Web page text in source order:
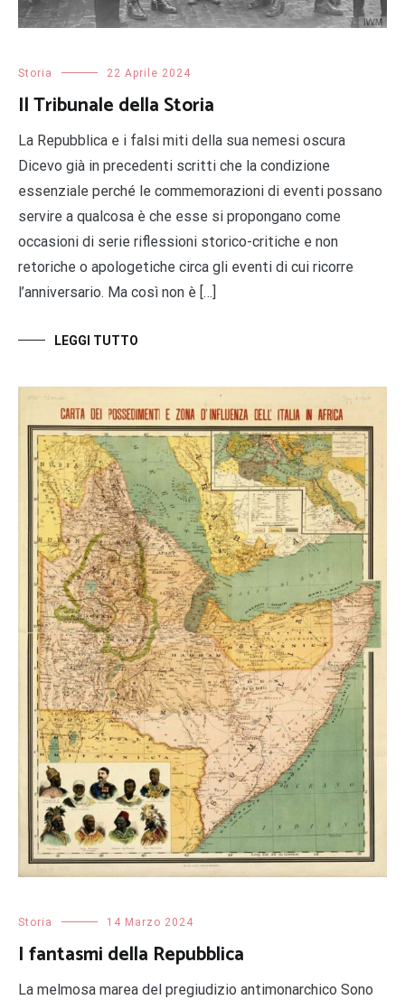
Storia 22 Aprile 2024
Il Tribunale della Storia
La Repubblica e i falsi miti della sua nemesi oscura
Dicevo già in precedenti scritti che la condizione
essenziale perché le commemorazioni di eventi possano
servire a qualcosa è che esse si propongano come
occasioni di serie riflessioni storico-critiche e non
retoriche o apologetiche circa gli eventi di cui ricorre
l’anniversario. Ma così non è […]
LEGGI TUTTO
Storia 14 Marzo 2024
I fantasmi della Repubblica
La melmosa marea del pregiudizio antimonarchico Sono